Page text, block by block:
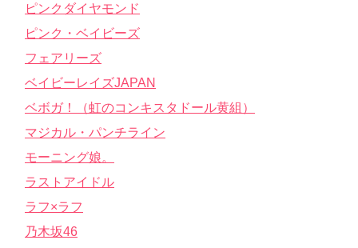
ピンクダイヤモンド
ピンク・ベイビーズ
フェアリーズ
ベイビーレイズJAPAN
ベボガ！（虹のコンキスタドール黄組）
マジカル・パンチライン
モーニング娘。
ラストアイドル
ラフ×ラフ
乃木坂46